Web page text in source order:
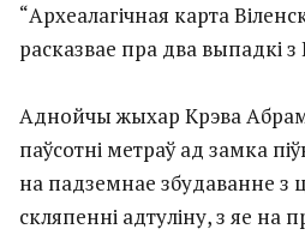
“Археалагічная карта
расказвае пра два выпадкі з
Аднойчы жыхар Крэва
паўсотні метраў ад замка
на падземнае збудаванне з
скляпенні адтуліну, з яе на